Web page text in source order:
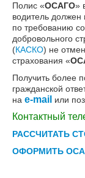
Полис «ОСАГО»
водитель
по требованию
добровольного
(КАСКО) не
страхования «
Получить более
гражданской
на e-mail или
Контактный
РАССЧИТАТЬ
ОФОРМИТЬ